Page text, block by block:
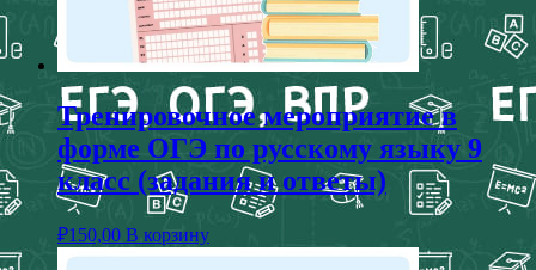
Тренировочное мероприятие в
форме ОГЭ по русскому языку 9
класс (задания и ответы)
₽150,00 В корзину